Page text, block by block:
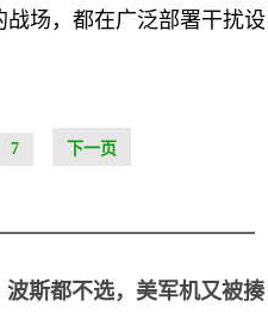
场，都在广泛部署干扰设
7 下一页
斯都不选，美军机又被揍